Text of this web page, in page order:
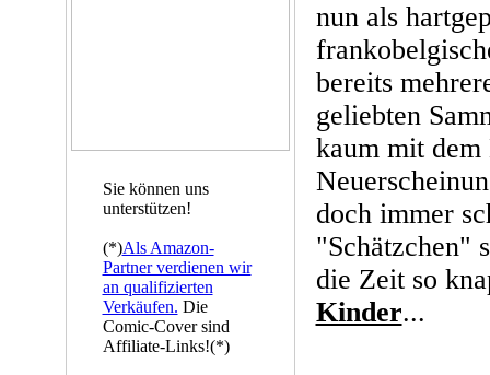
Sie können uns
unterstützen!
(*)Als Amazon-
Partner verdienen wir
an qualifizierten
Verkäufen. Die
Comic-Cover sind
Affiliate-Links!(*)
nun als
bereits
geliebten
kaum mit dem
doch immer
"Schätzchen"
die Zeit so
Kinder...